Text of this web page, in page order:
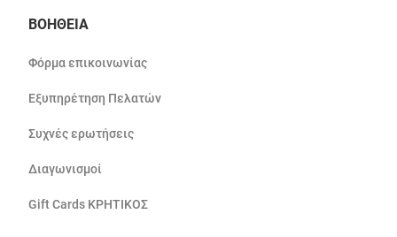
ΒΟΗΘΕΙΑ
Φόρμα επικοινωνίας
Εξυπηρέτηση Πελατών
Συχνές ερωτήσεις
Διαγωνισμοί
Gift Cards ΚΡΗΤΙΚΟΣ